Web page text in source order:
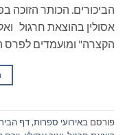
הביכורים. הכותר הזוכה
אסולין בהוצאת חרגול
הקצרה" ומועמדים לפרס
פורסם באירועי ספרות,דף